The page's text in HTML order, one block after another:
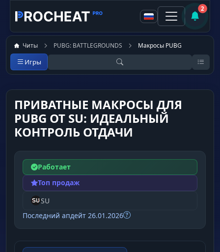
2
Читы PUBG: BATTLEGROUNDS Макросы PUBG
Игры
ПРИВАТНЫЕ МАКРОСЫ ДЛЯ
PUBG ОТ SU: ИДЕАЛЬНЫЙ
КОНТРОЛЬ ОТДАЧИ
Работает
Топ продаж
SU
Последний апдейт 26.01.2026